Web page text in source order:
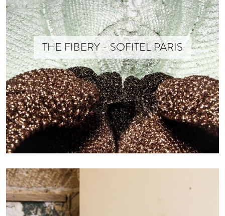
THE FIBERY - SOFITEL PARIS
Mutations 24 Septembre – 28 novembre 2020
Xavier Brisoux x Isabelle Soum sont à nouveau accueillis par la
Texte de Eva Taieb extrait du (…)